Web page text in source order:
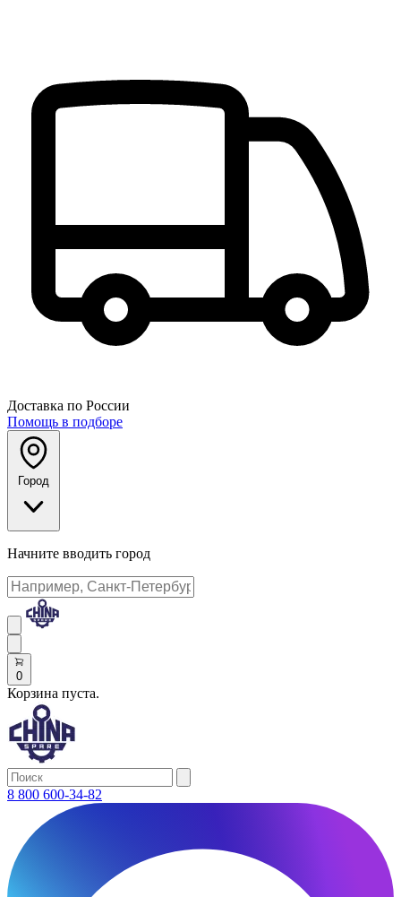
Доставка по России
Помощь в подборе
Город
Начните вводить город
0
Корзина пуста.
8 800 600-34-82